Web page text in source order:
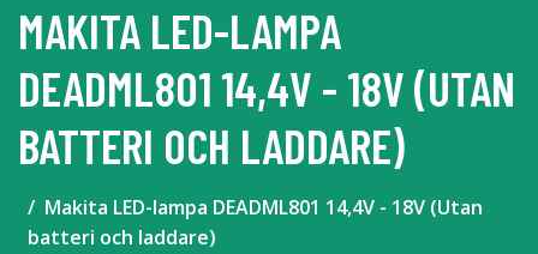
MAKITA LED-LAMPA
DEADML801 14,4V - 18V (UTAN
BATTERI OCH LADDARE)
Makita LED-lampa DEADML801 14,4V - 18V (Utan
batteri och laddare)